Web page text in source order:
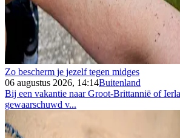
Zo bescherm je jezelf tegen midges
06 augustus 2026, 14:14Buitenland
Bij een vakantie naar Groot-Brittannië of
gewaarschuwd v...